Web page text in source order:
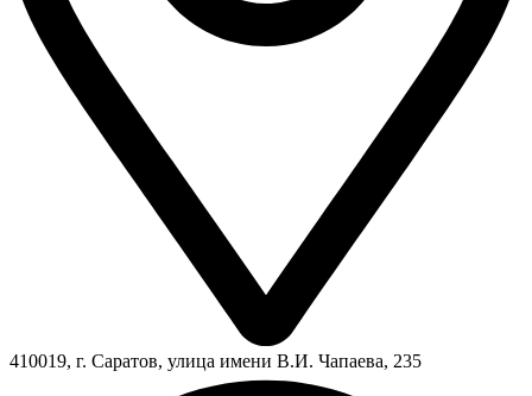
410019, г. Саратов, улица имени В.И. Чапаева, 235